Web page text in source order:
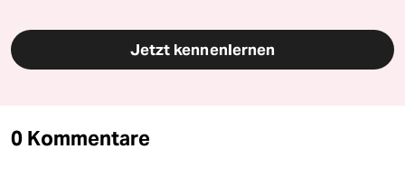
Jetzt kennenlernen
0 Kommentare